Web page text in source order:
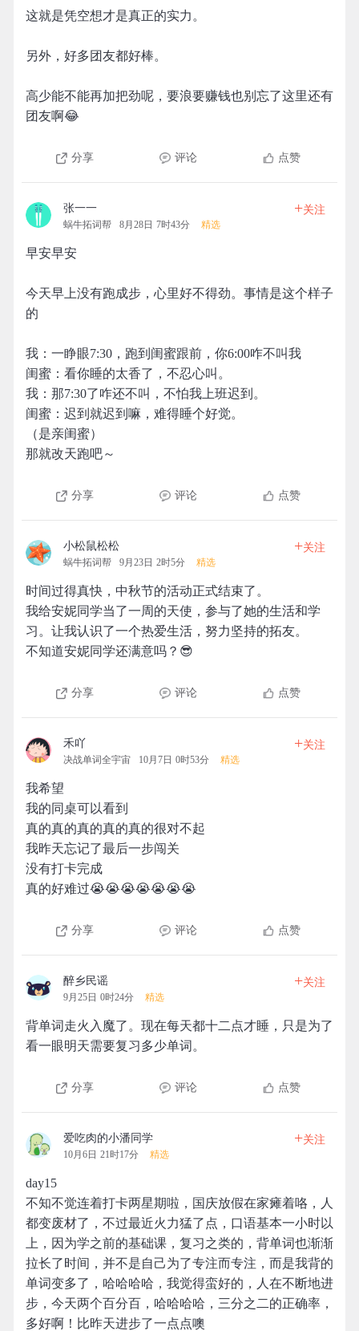
这就是凭空想才是真正的实力。
另外，好多团友都好棒。
高少能不能再加把劲呢，要浪要赚钱也别忘了这里还有
团友啊😂
分享 评论 点赞
张一一
蜗牛拓词帮 8月28日 7时43分 精选
+关注
早安早安
今天早上没有跑成步，心里好不得劲。事情是这个样子
的
我：一睁眼7:30，跑到闺蜜跟前，你6:00咋不叫我
闺蜜：看你睡的太香了，不忍心叫。
我：那7:30了咋还不叫，不怕我上班迟到。
闺蜜：迟到就迟到嘛，难得睡个好觉。
（是亲闺蜜）
那就改天跑吧～
分享 评论 点赞
小松鼠松松
蜗牛拓词帮 9月23日 2时5分 精选
+关注
时间过得真快，中秋节的活动正式结束了。
我给安妮同学当了一周的天使，参与了她的生活和学
习。让我认识了一个热爱生活，努力坚持的拓友。
不知道安妮同学还满意吗？😎
分享 评论 点赞
禾吖
决战单词全宇宙 10月7日 0时53分 精选
+关注
我希望
我的同桌可以看到
真的真的真的真的真的很对不起
我昨天忘记了最后一步闯关
没有打卡完成
真的好难过😭😭😭😭😭😭😭
分享 评论 点赞
醉乡民谣
9月25日 0时24分 精选
+关注
背单词走火入魔了。现在每天都十二点才睡，只是为了
看一眼明天需要复习多少单词。
分享 评论 点赞
爱吃肉的小潘同学
10月6日 21时17分 精选
+关注
day15
不知不觉连着打卡两星期啦，国庆放假在家瘫着咯，人
都变废材了，不过最近火力猛了点，口语基本一小时以
上，因为学之前的基础课，复习之类的，背单词也渐渐
拉长了时间，并不是自己为了专注而专注，而是我背的
单词变多了，哈哈哈哈，我觉得蛮好的，人在不断地进
步，今天两个百分百，哈哈哈哈，三分之二的正确率，
多好啊！比昨天进步了一点点噢